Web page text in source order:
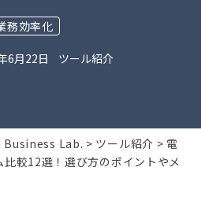
務効率化
6月22日 ツール紹介
Business Lab. ツール紹介
電
較12選！選び方のポイントやメ